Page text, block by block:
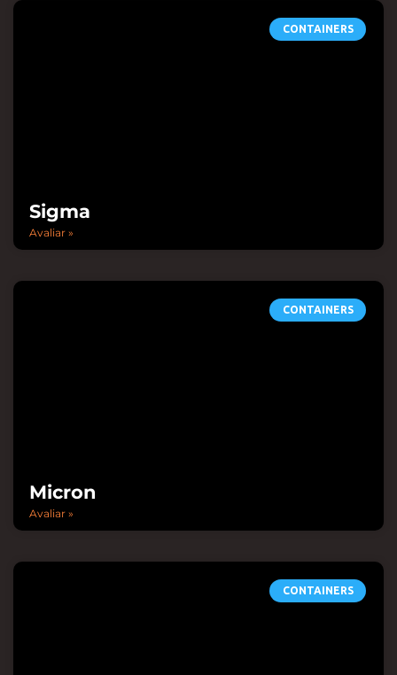
CONTAINERS
Sigma
Avaliar »
CONTAINERS
Micron
Avaliar »
CONTAINERS